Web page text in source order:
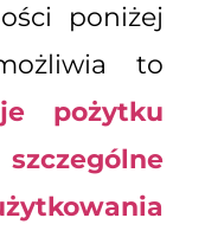
poniżej
to
pożytku